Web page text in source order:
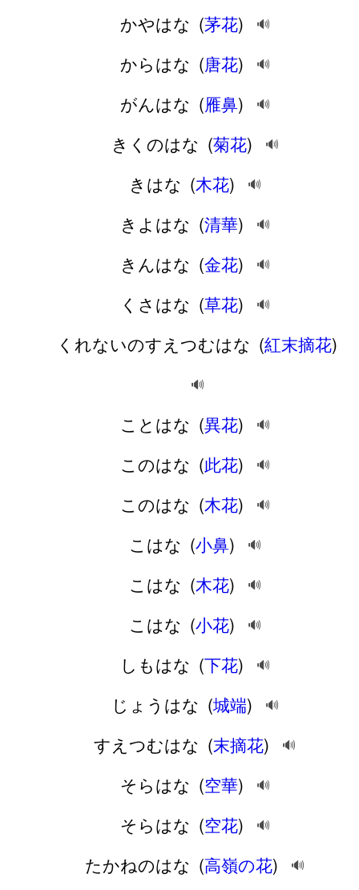
かやはな (茅花) 🔊
からはな (唐花) 🔊
がんはな (雁鼻) 🔊
きくのはな (菊花) 🔊
きはな (木花) 🔊
きよはな (清華) 🔊
きんはな (金花) 🔊
くさはな (草花) 🔊
くれないのすえつむはな (紅末摘花)
🔊
ことはな (異花) 🔊
このはな (此花) 🔊
このはな (木花) 🔊
こはな (小鼻) 🔊
こはな (木花) 🔊
こはな (小花) 🔊
しもはな (下花) 🔊
じょうはな (城端) 🔊
すえつむはな (末摘花) 🔊
そらはな (空華) 🔊
そらはな (空花) 🔊
たかねのはな (高嶺の花) 🔊